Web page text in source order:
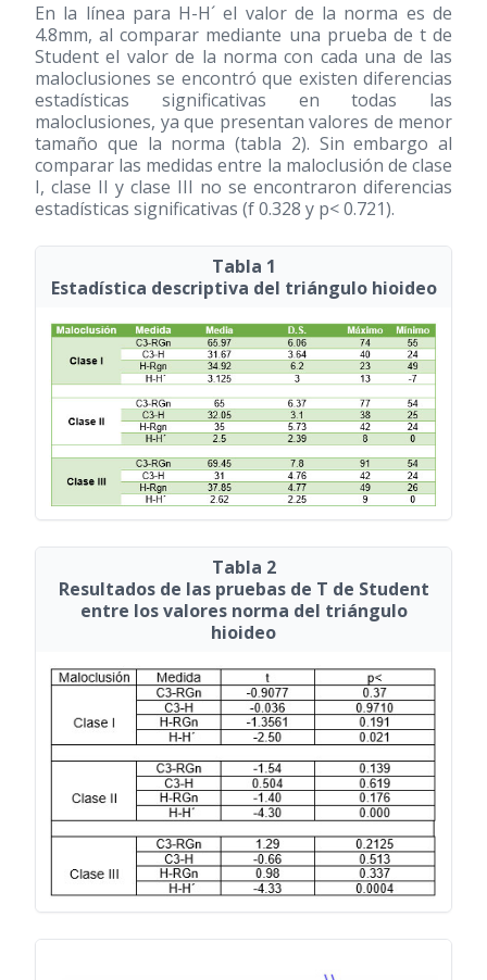
En la línea para H-H´ el valor de la norma es de
4.8mm, al comparar mediante una prueba de t de
Student el valor de la norma con cada una de las
maloclusiones se encontró que existen diferencias
estadísticas significativas en todas las
maloclusiones, ya que presentan valores de menor
tamaño que la norma (tabla 2). Sin embargo al
comparar las medidas entre la maloclusión de clase
I, clase II y clase III no se encontraron diferencias
estadísticas significativas (f 0.328 y p< 0.721).
Tabla 1
Estadística descriptiva del triángulo hioideo
Tabla 2
Resultados de las pruebas de T de Student
entre los valores norma del triángulo
hioideo